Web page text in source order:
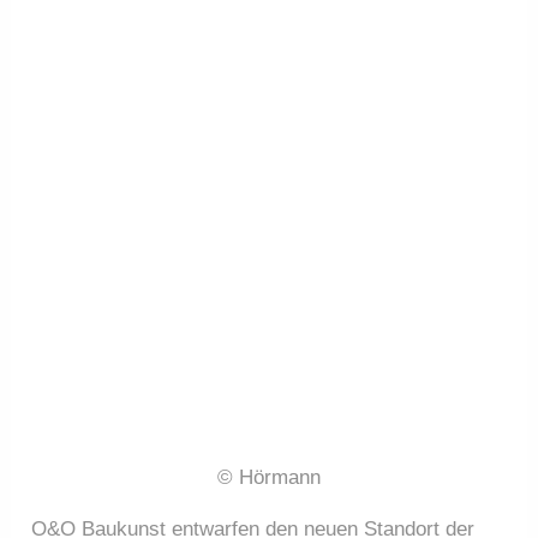
© Hörmann
O&O Baukunst entwarfen den neuen Standort der